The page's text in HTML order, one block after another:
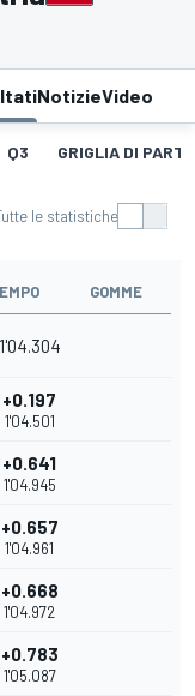
NotizieVideo
Q3 GRIGLIA DI
le statistiche
GOMME
1'04.304
+0.197
1'04.501
+0.641
1'04.945
+0.657
1'04.961
+0.668
1'04.972
+0.783
1'05.087